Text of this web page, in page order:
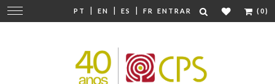
PT | EN | ES | FR ENTRAR (0)
Mudar
navegação